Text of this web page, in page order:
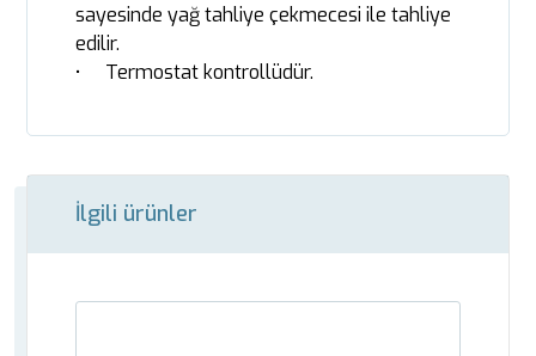
sayesinde yağ tahliye çekmecesi ile tahliye
edilir.
• Termostat kontrollüdür.
İlgili ürünler